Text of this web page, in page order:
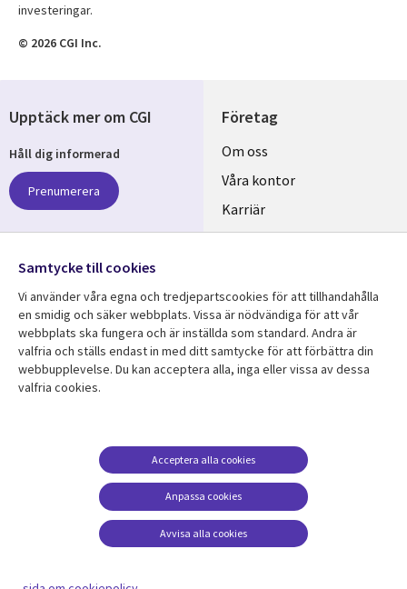
investeringar.
© 2026 CGI Inc.
Företag
Useful
links
SWEDEN
Om oss
Våra kontor
Karriär
Hållbarhet
Resurscenter
SWEDEN
SWEDEN
dataskydd
Accessibility
Terms of Use
Hantering av cookies
Upptäck mer om CGI
Håll dig informerad
Prenumerera
Följ oss
Social
Media
SWEDEN
Samtycke till cookies
Vi använder våra egna och tredjepartscookies för att tillhandahålla
en smidig och säker webbplats. Vissa är nödvändiga för att vår
webbplats ska fungera och är inställda som standard. Andra är
valfria och ställs endast in med ditt samtycke för att förbättra din
webbupplevelse. Du kan acceptera alla, inga eller vissa av dessa
valfria cookies.
Anpassa cookies
Acceptera alla cookies
Avvisa alla cookies